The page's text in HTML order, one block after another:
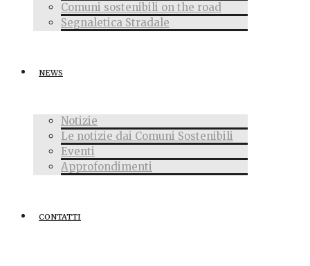
Comuni sostenibili on the road
Segnaletica Stradale
NEWS
Notizie
Le notizie dai Comuni Sostenibili
Eventi
Approfondimenti
CONTATTI